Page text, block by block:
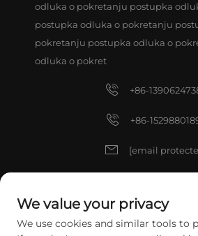
odluka o pokretanju postupka
postupka odluka o pokretanju
pokretanju postupka odluka o
odluka o pokret
+86-
+86-
[email
Autorska prava © 2025 China
We value your privacy
We use cookies and similar tools to